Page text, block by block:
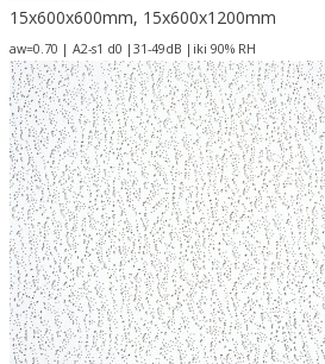
15x600x600mm, 15x600x1200mm
aw=0.70 | A2-s1 d0 |31-49dB |iki 90% RH